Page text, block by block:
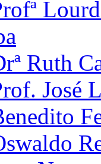
Ruth
José